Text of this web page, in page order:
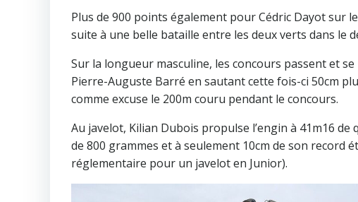
Plus de 900 points également pour Cédric Dayot sur
suite à une belle bataille entre les deux verts dans le
Sur la longueur masculine, les concours passent et
Pierre-Auguste Barré en sautant cette fois-ci 50cm
comme excuse le 200m couru pendant le concours.
Au javelot, Kilian Dubois propulse l’engin à 41m16
de 800 grammes et à seulement 10cm de son record
réglementaire pour un javelot en Junior).